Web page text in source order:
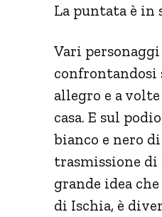
La puntata è in
Vari
confrontandosi
allegro e a
casa. E sul
bianco e nero
trasmissione
grande idea
di Ischia, è